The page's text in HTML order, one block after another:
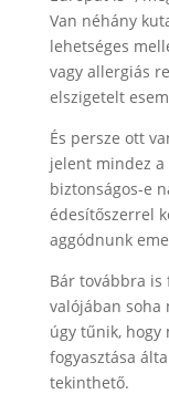
Van néhány
lehetséges
vagy allergiás
elszigetelt
És persze ott
jelent mindez
biztonságos-e
édesítőszerrel
aggódnunk
Bár továbbra is
valójában soha
úgy tűnik, hogy
fogyasztása
tekinthető.